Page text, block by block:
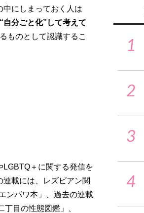
にしまっておく人は
自分ごと化”して考えて
ものとして認識するこ
＋に関する発信を
載には、レズビアン関
ンパワ本」、過去の連載
目の性態図鑑」、
1
2
3
4